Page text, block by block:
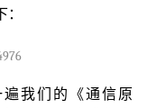
我们的《通信原